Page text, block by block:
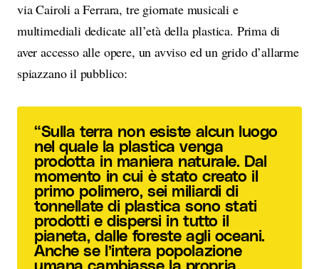
via Cairoli a Ferrara, tre giornate musicali e
multimediali dedicate all’età della plastica. Prima di
aver accesso alle opere, un avviso ed un grido d’allarme
spiazzano il pubblico:
“Sulla terra non esiste alcun luogo
nel quale la plastica venga
prodotta in maniera naturale. Dal
momento in cui è stato creato il
primo polimero, sei miliardi di
tonnellate di plastica sono stati
prodotti e dispersi in tutto il
pianeta, dalle foreste agli oceani.
Anche se l’intera popolazione
umana cambiasse la propria